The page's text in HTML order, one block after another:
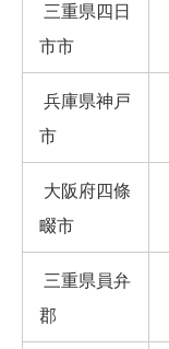
三重県四日
市市
兵庫県神戸
市
大阪府四條
畷市
三重県員弁
郡